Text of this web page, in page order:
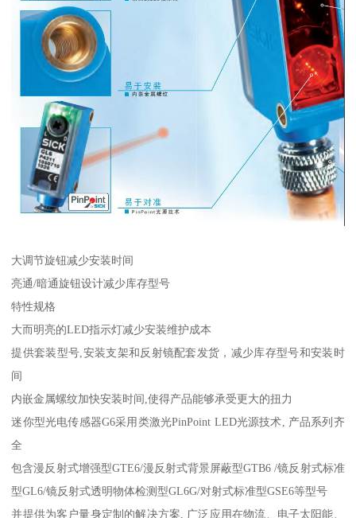
大调节旋钮减少安装时间
亮通/暗通旋钮设计减少库存型号
特性规格
大而明亮的LED指示灯减少安装维护成本
提供套装型号,安装支架和反射镜配套发货，减少库存型号和安装时
间
内嵌金属螺纹加快安装时间,使得产品能够承受更大的扭力
迷你型光电传感器G6采用类激光PinPoint LED光源技术, 产品系列齐
全
包含漫反射式增强型GTE6/漫反射式背景屏蔽型GTB6 /镜反射式标准
型GL6/镜反射式透明物体检测型GL6G/对射式标准型GSE6等型号
并提供为客户量身定制的解决方案, 广泛应用在物流、电子太阳能、